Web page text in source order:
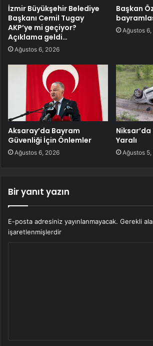
İzmir Büyükşehir Belediye
Başkanı Cemil Tugay
AKP’ye mi geçiyor?
Açıklama geldi…
Ağustos 6, 2026
Başkan
Ağustos
Aksaray’da Bayram
Güvenliği İçin Önlemler
Ağustos 6, 2026
Niksar’da
Yaralı
Ağustos
Bir yanıt yazın
E-posta adresiniz yayınlanmayacak. Gerekli
işaretlenmişlerdir